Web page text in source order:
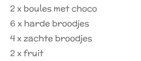
2 x boules met choco
6 x harde broodjes
4 x zachte broodjes
2 x fruit